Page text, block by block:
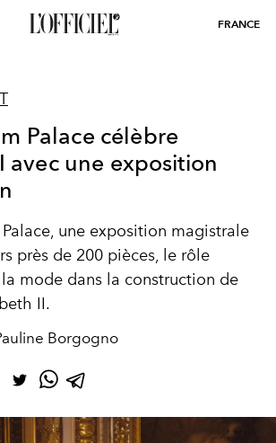
FRANCE
Palace célèbre
avec une exposition
une exposition magistrale
près de 200 pièces, le rôle
mode dans la construction de
II.
Borgogno